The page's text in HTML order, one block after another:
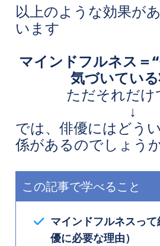
以上のような効果が
います
マインドフルネス＝
気づいてい
ただそれだけ
↓
では、俳優にはどう
係があるのでしょう
この記事で学べること
マインドフルネスっ
優に必要な理由）